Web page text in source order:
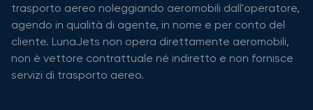
trasporto aereo noleggiando aeromobili dall'operatore,
agendo in qualità di agente, in nome e per conto del
cliente. LunaJets non opera direttamente aeromobili,
non è vettore contrattuale né indiretto e non fornisce
servizi di trasporto aereo.